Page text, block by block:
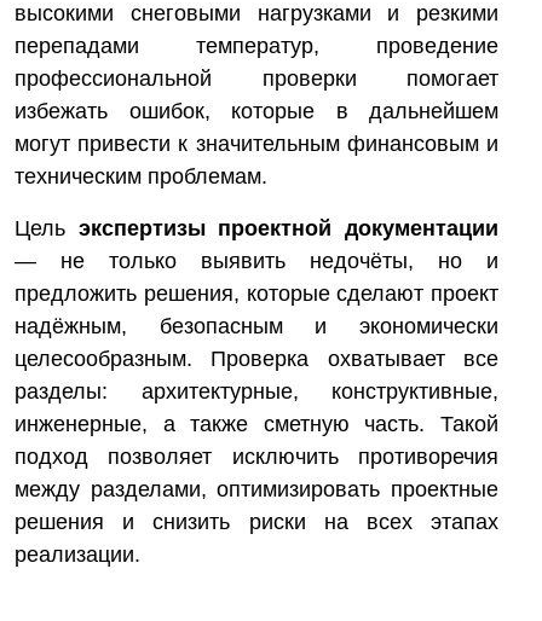
высокими снеговыми нагрузками и резкими
перепадами температур, проведение
профессиональной проверки помогает
избежать ошибок, которые в дальнейшем
могут привести к значительным финансовым и
техническим проблемам.
Цель экспертизы проектной документации
— не только выявить недочёты, но и
предложить решения, которые сделают проект
надёжным, безопасным и экономически
целесообразным. Проверка охватывает все
разделы: архитектурные, конструктивные,
инженерные, а также сметную часть. Такой
подход позволяет исключить противоречия
между разделами, оптимизировать проектные
решения и снизить риски на всех этапах
реализации.